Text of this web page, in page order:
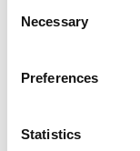
Selection
Necessary
Preferences
Statistics
Arbeitshöhe
sicheres Arbeiten in
kompakten
aufbauen und